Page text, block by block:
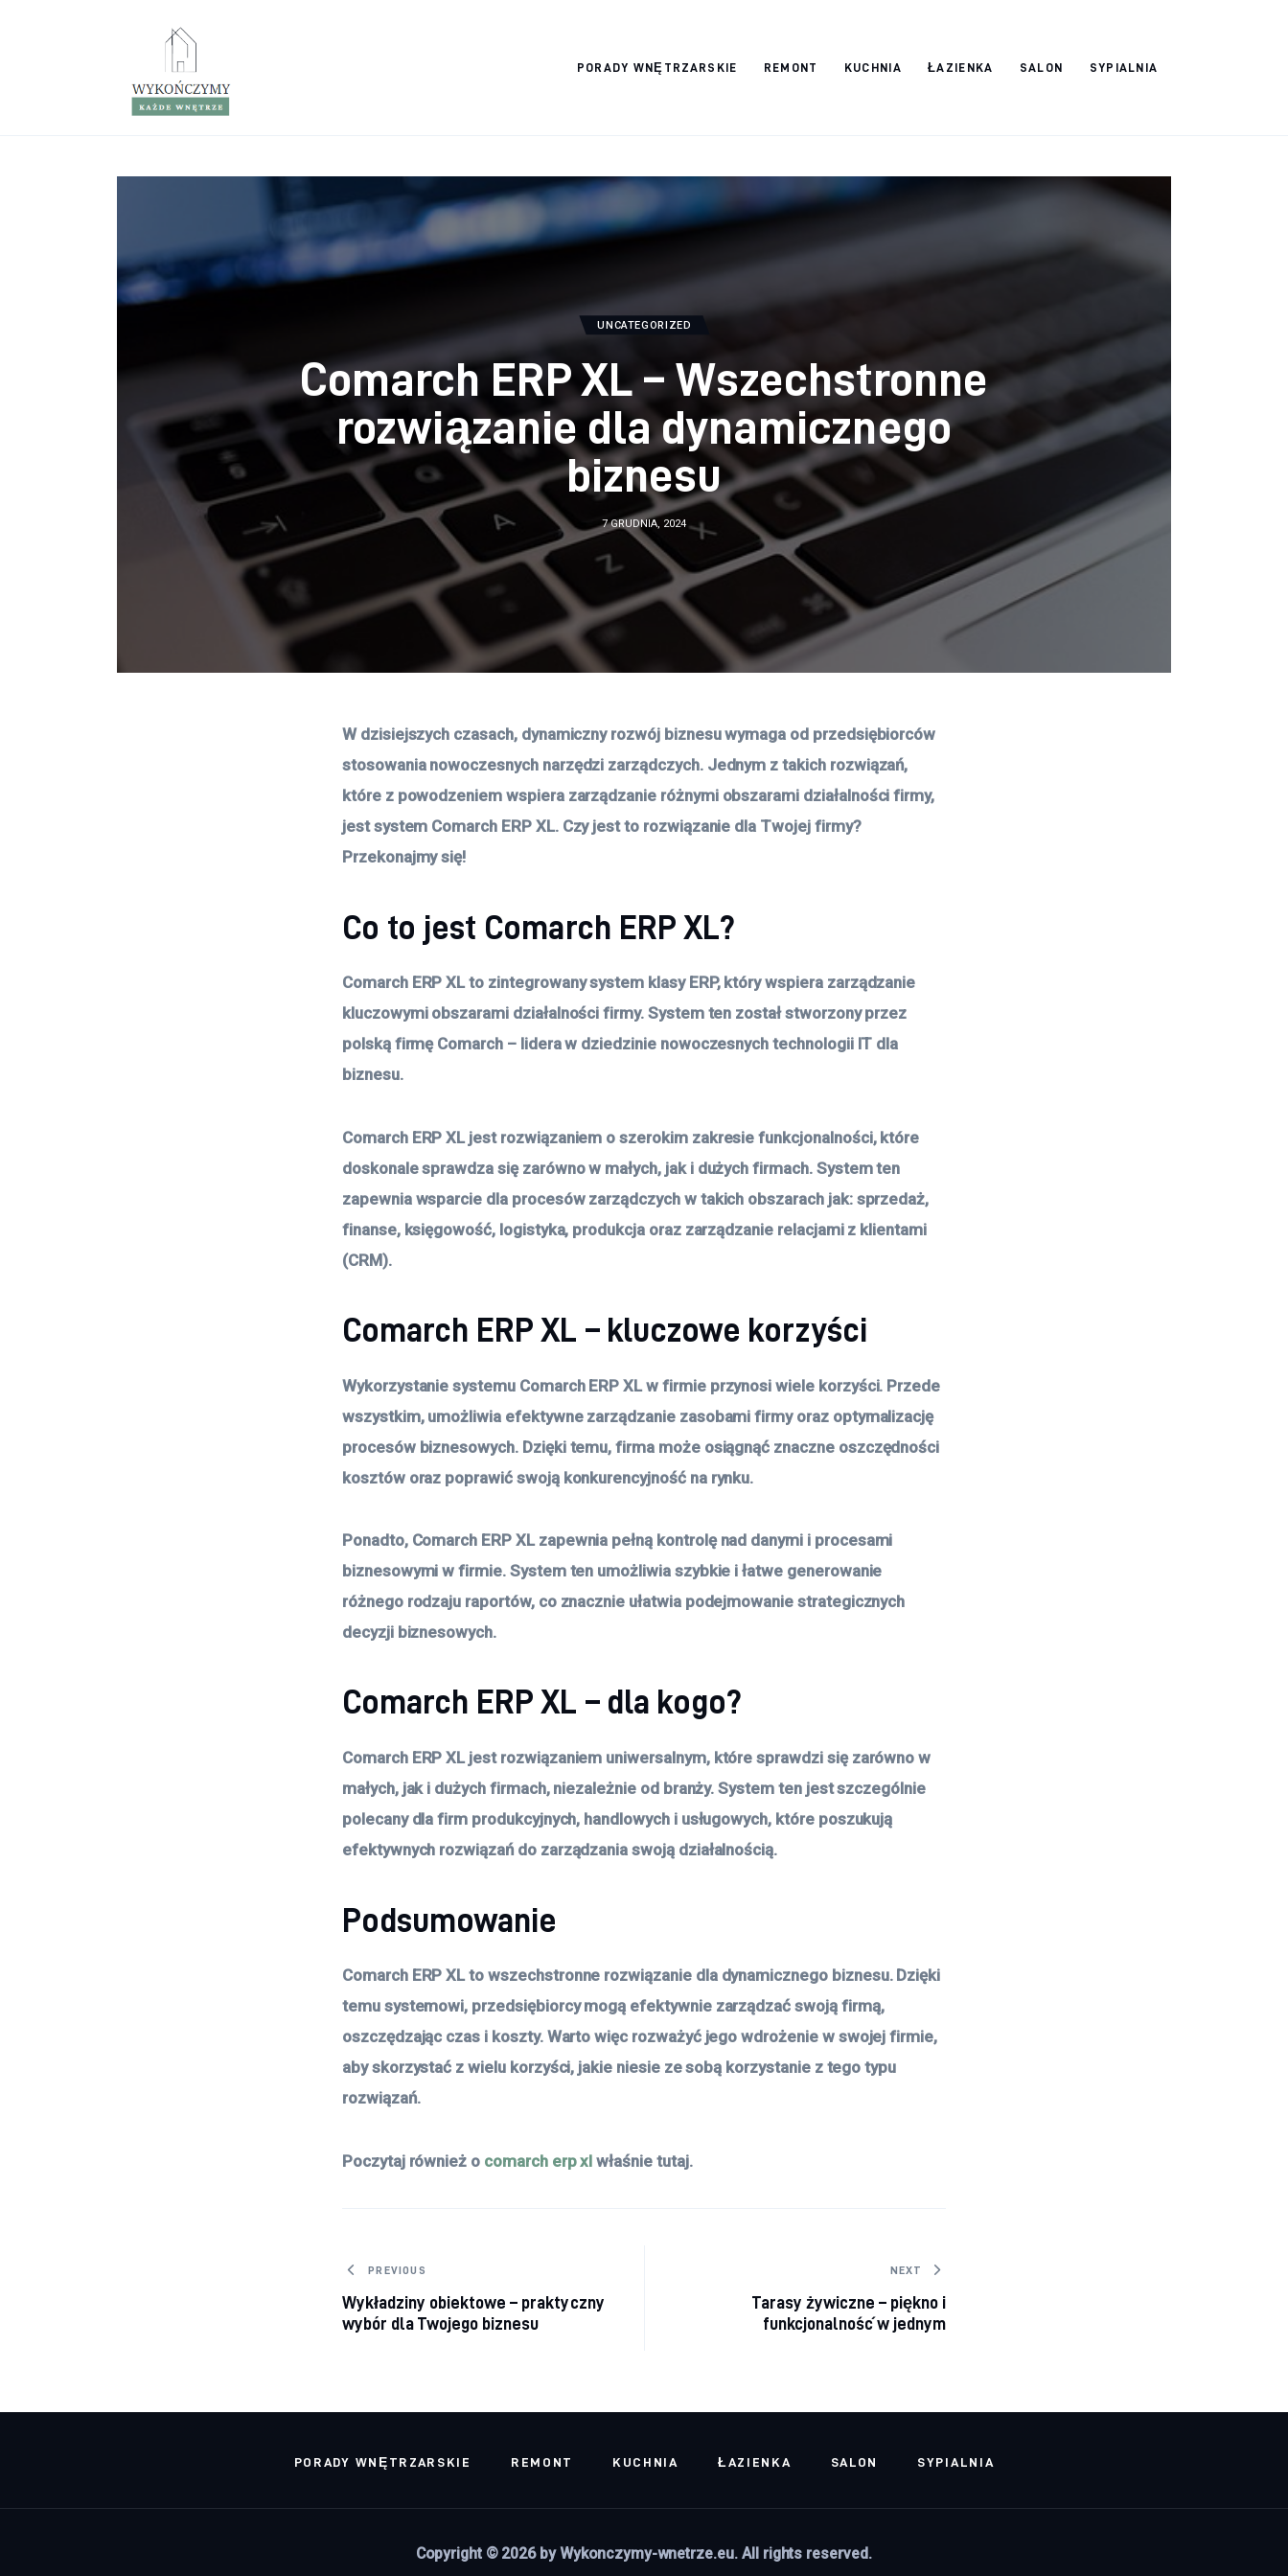
PORADY WNĘTRZARSKIE REMONT KUCHNIA ŁAZIENKA SALON SYPIALNIA
Wykończymy
UNCATEGORIZED
Comarch ERP XL – Wszechstronne
rozwiązanie dla dynamicznego
biznesu
7 GRUDNIA, 2024
W dzisiejszych czasach, dynamiczny rozwój biznesu wymaga od przedsiębiorców
stosowania nowoczesnych narzędzi zarządczych. Jednym z takich rozwiązań,
które z powodzeniem wspiera zarządzanie różnymi obszarami działalności firmy,
jest system Comarch ERP XL. Czy jest to rozwiązanie dla Twojej firmy?
Przekonajmy się!
Co to jest Comarch ERP XL?
Comarch ERP XL to zintegrowany system klasy ERP, który wspiera zarządzanie
kluczowymi obszarami działalności firmy. System ten został stworzony przez
polską firmę Comarch – lidera w dziedzinie nowoczesnych technologii IT dla
biznesu.
Comarch ERP XL jest rozwiązaniem o szerokim zakresie funkcjonalności, które
doskonale sprawdza się zarówno w małych, jak i dużych firmach. System ten
zapewnia wsparcie dla procesów zarządczych w takich obszarach jak: sprzedaż,
finanse, księgowość, logistyka, produkcja oraz zarządzanie relacjami z klientami
(CRM).
Comarch ERP XL – kluczowe korzyści
Wykorzystanie systemu Comarch ERP XL w firmie przynosi wiele korzyści. Przede
wszystkim, umożliwia efektywne zarządzanie zasobami firmy oraz optymalizację
procesów biznesowych. Dzięki temu, firma może osiągnąć znaczne oszczędności
kosztów oraz poprawić swoją konkurencyjność na rynku.
Ponadto, Comarch ERP XL zapewnia pełną kontrolę nad danymi i procesami
biznesowymi w firmie. System ten umożliwia szybkie i łatwe generowanie
różnego rodzaju raportów, co znacznie ułatwia podejmowanie strategicznych
decyzji biznesowych.
Comarch ERP XL – dla kogo?
Comarch ERP XL jest rozwiązaniem uniwersalnym, które sprawdzi się zarówno w
małych, jak i dużych firmach, niezależnie od branży. System ten jest szczególnie
polecany dla firm produkcyjnych, handlowych i usługowych, które poszukują
efektywnych rozwiązań do zarządzania swoją działalnością.
Podsumowanie
Comarch ERP XL to wszechstronne rozwiązanie dla dynamicznego biznesu. Dzięki
temu systemowi, przedsiębiorcy mogą efektywnie zarządzać swoją firmą,
oszczędzając czas i koszty. Warto więc rozważyć jego wdrożenie w swojej firmie,
aby skorzystać z wielu korzyści, jakie niesie ze sobą korzystanie z tego typu
rozwiązań.
Poczytaj również o comarch erp xl właśnie tutaj.
Nawigacja wpisu
PREVIOUS
Wykładziny obiektowe – praktyczny
wybór dla Twojego biznesu
NEXT
Tarasy żywiczne – piękno i
funkcjonalność w jednym
PORADY WNĘTRZARSKIE REMONT KUCHNIA ŁAZIENKA SALON SYPIALNIA
Copyright © 2026 by Wykonczymy-wnetrze.eu. All rights reserved.